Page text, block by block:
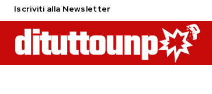
Iscriviti alla Newsletter